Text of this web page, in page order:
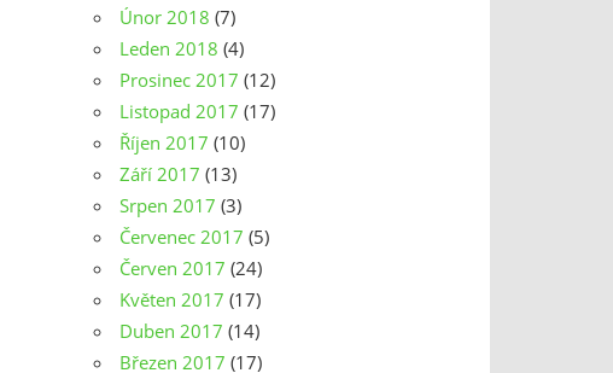
Únor 2018 (7)
Leden 2018 (4)
Prosinec 2017 (12)
Listopad 2017 (17)
Říjen 2017 (10)
Září 2017 (13)
Srpen 2017 (3)
Červenec 2017 (5)
Červen 2017 (24)
Květen 2017 (17)
Duben 2017 (14)
Březen 2017 (17)